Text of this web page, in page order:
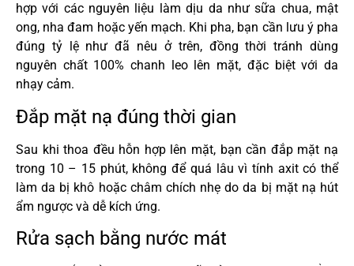
hợp với các nguyên liệu làm dịu da như sữa chua, mật
ong, nha đam hoặc yến mạch. Khi pha, bạn cần lưu ý pha
đúng tỷ lệ như đã nêu ở trên, đồng thời tránh dùng
nguyên chất 100% chanh leo lên mặt, đặc biệt với da
nhạy cảm.
Đắp mặt nạ đúng thời gian
Sau khi thoa đều hỗn hợp lên mặt, bạn cần đắp mặt nạ
trong 10 – 15 phút, không để quá lâu vì tính axit có thể
làm da bị khô hoặc châm chích nhẹ do da bị mặt nạ hút
ẩm ngược và dễ kích ứng.
Rửa sạch bằng nước mát